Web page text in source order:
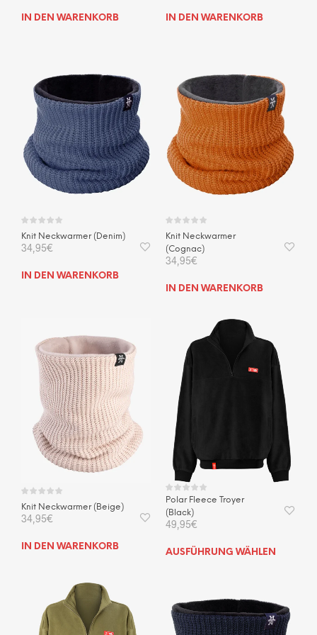
IN DEN WARENKORB IN DEN WARENKORB
Knit Neckwarmer (Denim)
34,95€
IN DEN WARENKORB
Knit Neckwarmer
(Cognac)
34,95€
IN DEN WARENKORB
Knit Neckwarmer (Beige)
34,95€
IN DEN WARENKORB
Polar Fleece Troyer
(Black)
49,95€
AUSFÜHRUNG WÄHLEN